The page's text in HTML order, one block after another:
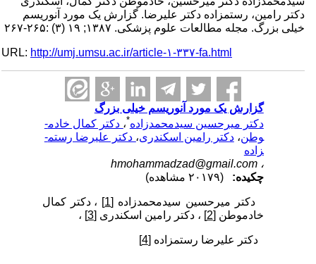
دکتر رامین، رستم­زاده دکتر علیرضا. گزارش یک مورد آنوریسم
خیلی بزرگ. مجله مطالعات علوم پزشکی. ۱۳۸۷; ۱۹ (۳) :۲۶۵-۲۶۷
URL:http://umj.umsu.ac.ir/article-۱-۳۳۷-fa.html
گزارش یک مورد آنوریسم خیلی بزرگ
دکتر میرحسین سیدمحمدزاده* ،دکتر کمال خادم­
وطن،دکتر رامین اسکندری،دکتر علیرضا رستم­
زاده
hmohammadzad@gmail.com
چکیده:
دکتر میرحسین سیدمحمدزاده [1]
، دکتر کمال
خادم­وطن [2] ، دکتر رامین اسکندری [3] ،
دکتر علیرضا رستم­زاده [4]